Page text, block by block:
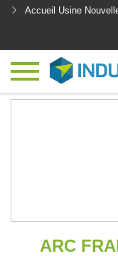
Accueil Usine
ARC